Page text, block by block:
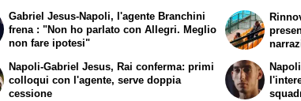
Gabriel Jesus-Napoli, l'agente Branchini
frena : "Non ho parlato con Allegri. Meglio
non fare ipotesi"
Napoli-Gabriel Jesus, Rai conferma: primi
colloqui con l'agente, serve doppia
cessione